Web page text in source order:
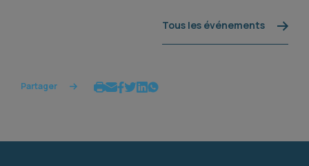
Tous les événements
Partager